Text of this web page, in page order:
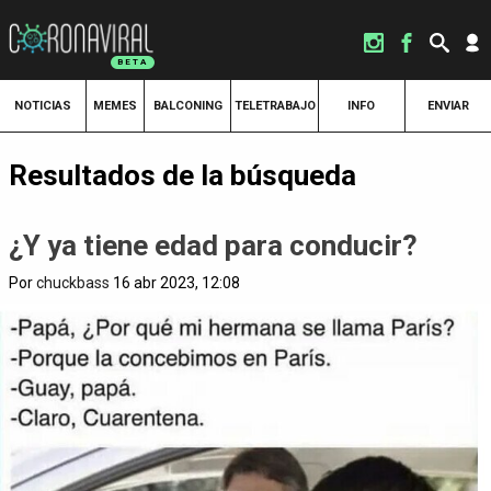
NOTICIAS MEMES BALCONING TELETRABAJO INFO ENVIAR
Resultados de la búsqueda
¿Y ya tiene edad para conducir?
Porchuckbass 16 abr 2023, 12:08